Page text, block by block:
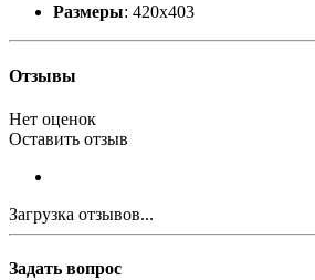
Размеры: 420x403
Отзывы
Нет оценок
Оставить отзыв
Загрузка отзывов...
Задать вопрос